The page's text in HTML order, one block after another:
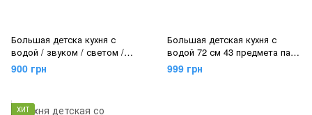
Большая детска кухня с
водой / звуком / светом /
посудой и продуктами 72 см
38 предметов цвет желтый
900 грн
Большая детская кухня с
водой 72 см 43 предмета пар/
звук / свет / посуда/
продукты желтая
999 грн
ХИТ